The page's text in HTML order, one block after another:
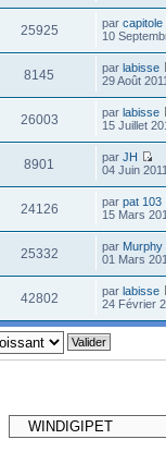
25925 parcapitole
10
8145 parlabisse
29 Août
26003 parlabisse
15 Juillet
8901 parJH
04 Juin
24126 parpat 103
15 Mars
25332 par Murphy
01 Mars
42802 parlabisse
24 Février